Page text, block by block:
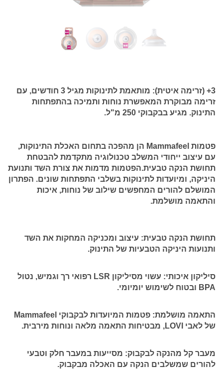
3+ (זרימה איטית):
מותאמת לתינוקות מגיל 3 חודשים, עם
זרימה מבוקרת המאפשרת נוחות ותמיכה בהתפתחות
התינוק. מגיע בבקבוקי 250 מ"ל.
פטמות Mammafeel
הן מהפכה בתחום האכלת התינוקות,
עם עיצוב ייחודי המשלב טכנולוגיה מתקדמת להבטחת
תחושת הנקה טבעית.הפטמות מדמות את צורת השד ותנועת
היניקה, ומיועדות לתינוקות בשלבי התפתחות שונים. הפתרון
המושלם להורים המחפשים שילוב של נוחות, איכות
והתאמה מושלמת.
תחושת הנקה טבעית: עיצוב ומכניקה המחקות את השד
ותנועות היניקה הטבעיות של התינוק.
סיליקון איכותי:
עשוי מסיליקון LSR רפואי רך וגמיש, נטול
BPA ובטוח לשימוש יומיומי.
התאמה מושלמת:
פטמות המיועדות לבקבוקי Mammafeel
של לאבי LOVI, מבטיחות התאמה מלאה ונוחות מירבית.
מעבר קל מהנקה לבקבוק: מסייעות במעבר חלק וטבעי
להורים שמשלבים הנקה עם האכלה מבקבוק.